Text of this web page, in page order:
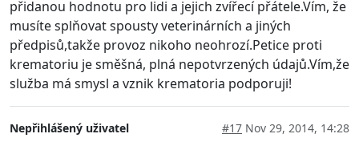
přidanou hodnotu pro lidi a jejich zvířecí přátele.Vím, že
musíte splňovat spousty veterinárních a jiných
předpisů,takže provoz nikoho neohrozí.Petice proti
krematoriu je směšná, plná nepotvrzených údajů.Vím,že
služba má smysl a vznik krematoria podporuji!
Nepřihlášený uživatel #17 Nov 29, 2014, 14:28